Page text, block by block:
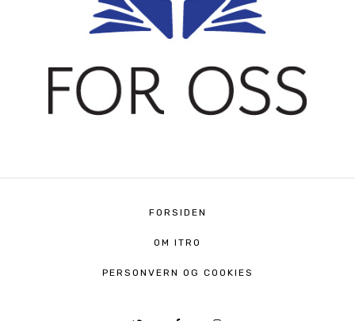
FORSIDEN
OM ITRO
PERSONVERN OG COOKIES